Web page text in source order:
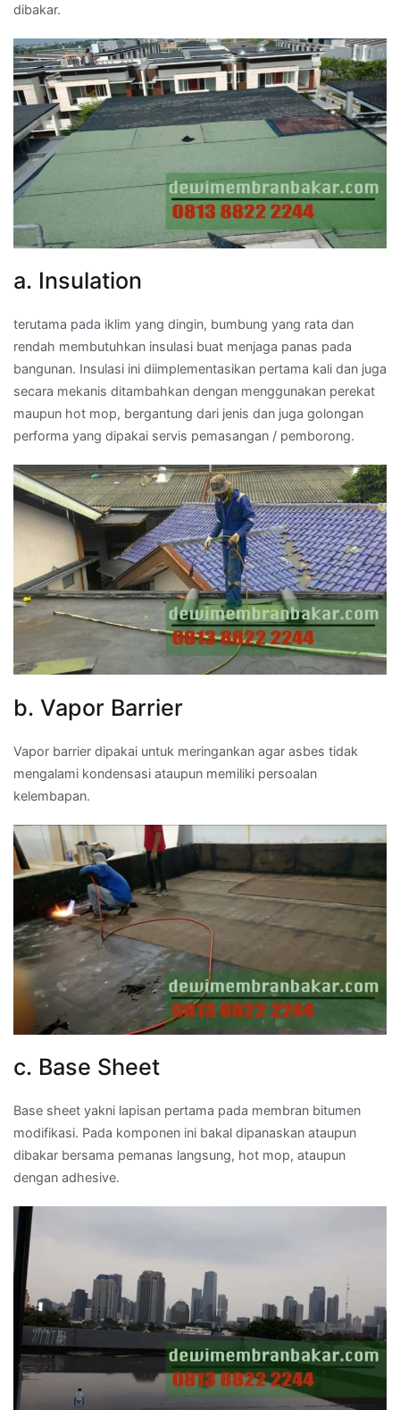
dibakar.
a. Insulation
terutama pada iklim yang dingin, bumbung yang rata dan
rendah membutuhkan insulasi buat menjaga panas pada
bangunan. Insulasi ini diimplementasikan pertama kali dan juga
secara mekanis ditambahkan dengan menggunakan perekat
maupun hot mop, bergantung dari jenis dan juga golongan
performa yang dipakai servis pemasangan / pemborong.
b. Vapor Barrier
Vapor barrier dipakai untuk meringankan agar asbes tidak
mengalami kondensasi ataupun memiliki persoalan
kelembapan.
c. Base Sheet
Base sheet yakni lapisan pertama pada membran bitumen
modifikasi. Pada komponen ini bakal dipanaskan ataupun
dibakar bersama pemanas langsung, hot mop, ataupun
dengan adhesive.